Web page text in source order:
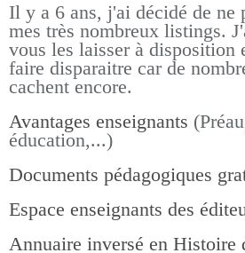
Il y a 6 ans, j'ai décidé de ne
mes très nombreux listings.
vous les laisser à disposition
faire disparaitre car de
cachent encore.
Avantages enseignants
éducation,...)
Documents pédagogiques
Espace enseignants des
Annuaire inversé en Histoire